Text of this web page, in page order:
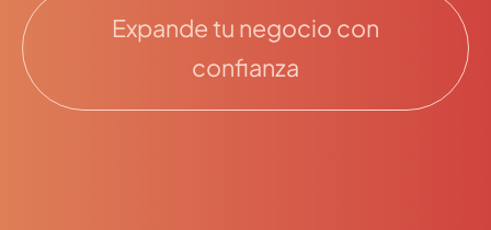
Expande tu negocio con
confianza